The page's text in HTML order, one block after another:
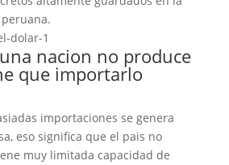
nacion no produce
que importarlo
importaciones se genera
eso significa que el pais no
muy limitada capacidad de